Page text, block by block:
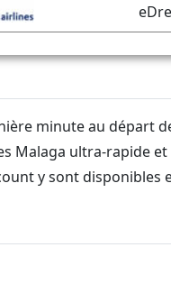
minute au départ
Malaga ultra-rapide
y sont disponibles